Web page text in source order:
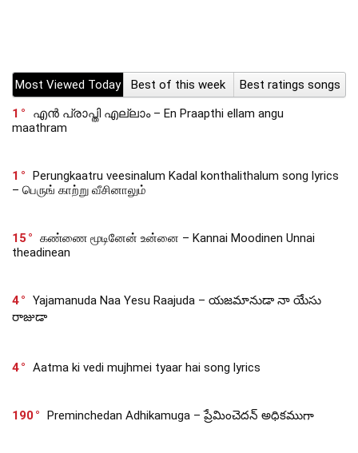
Most Viewed Today Best of this week
Best ratings songs
1
എൻ പ്രാപ്തി എല്ലാം – En Praapthi ellam angu
maathram
1
Perungkaatru veesinalum Kadal konthalithalum song lyrics
– பெருங் காற்று வீசினாலும்
15
கண்ணை மூடினேன் உன்னை – Kannai Moodinen Unnai
theadinean
4
Yajamanuda Naa Yesu Raajuda – యజమానుడా నా యేసు
రాజుడా
4 Aatma ki vedi mujhmei tyaar hai song lyrics
190 Preminchedan Adhikamuga – ప్రేమించెదన్ అధికముగా